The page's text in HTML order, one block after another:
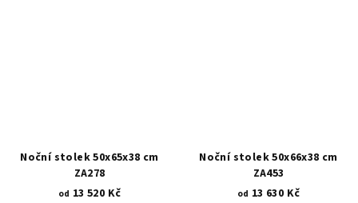
Noční stolek 50x65x38 cm
ZA278
od 13 520 Kč
Noční stolek 50x66x38 cm
ZA453
od 13 630 Kč